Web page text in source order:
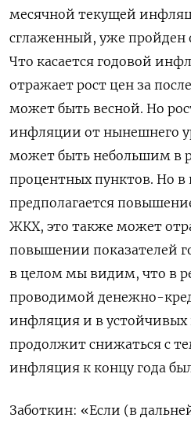
месячной текущей
сглаженный, уже пройден
Что касается годовой
отражает рост цен за
может быть весной. Но
инфляции от нынешнего
может быть небольшим в
процентных пунктов. Но в
предполагается
ЖКХ, это также может
повышении показателей
в целом мы видим, что в
проводимой денежно-
инфляция и в устойчивых
продолжит снижаться с
инфляция к концу года
Заботкин: «Если (в